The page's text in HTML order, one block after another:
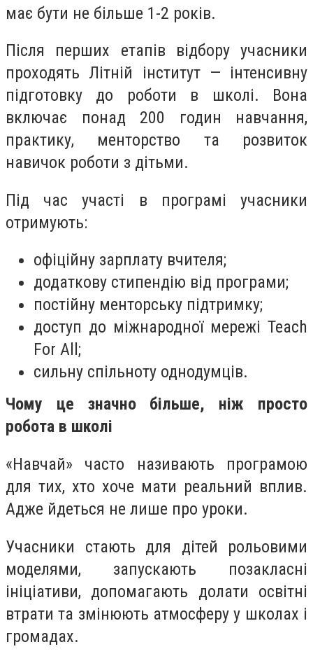
має бути не більше 1-2 років.
Після перших етапів відбору учасники
проходять Літній інститут — інтенсивну
підготовку до роботи в школі. Вона
включає понад 200 годин навчання,
практику, менторство та розвиток
навичок роботи з дітьми.
Під час участі в програмі учасники
отримують:
офіційну зарплату вчителя;
додаткову стипендію від програми;
постійну менторську підтримку;
доступ до міжнародної мережі Teach
For All;
сильну спільноту однодумців.
Чому це значно більше, ніж просто
робота в школі
«Навчай» часто називають програмою
для тих, хто хоче мати реальний вплив.
Адже йдеться не лише про уроки.
Учасники стають для дітей рольовими
моделями, запускають позакласні
ініціативи, допомагають долати освітні
втрати та змінюють атмосферу у школах і
громадах.